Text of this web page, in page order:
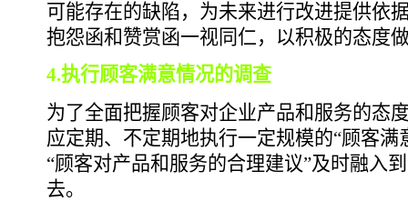
可能存在的缺陷，为未来进行改进提供依
抱怨函和赞赏函一视同仁，以积极的态度
4.执行顾客满意情况的调查
为了全面把握顾客对企业产品和服务的态
应定期、不定期地执行一定规模的“顾客
“顾客对产品和服务的合理建议”及时融入
去。